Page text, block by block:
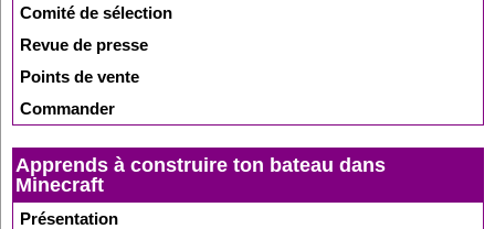
Comité de sélection
Revue de presse
Points de vente
Commander
Apprends à construire ton bateau dans
Minecraft
Présentation